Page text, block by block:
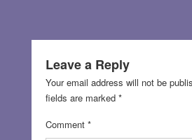
Leave a Reply
Your email address will not be
fields are marked *
Comment *